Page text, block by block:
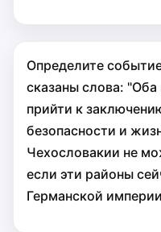
Определите
сказаны слова:
прийти к
безопасности и
Чехословакии не
если эти районы
Германской